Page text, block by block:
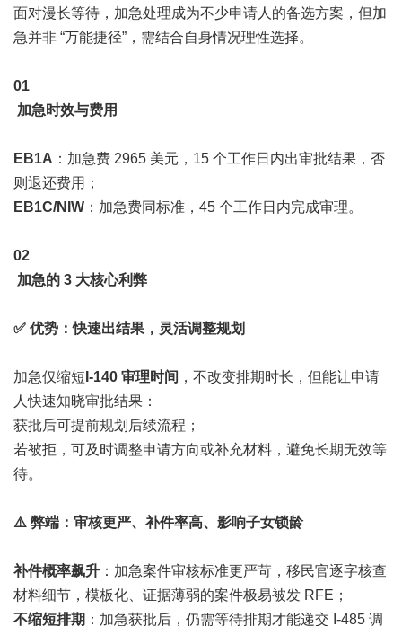
面对漫长等待，加急处理成为不少申请人的备选方案，但加
急并非 “万能捷径”，需结合自身情况理性选择。
01
加急时效与费用
EB1A ：加急费 2965 美元，15 个工作日内出审批结果，否
则退还费用；
EB1C/NIW ：加急费同标准，45 个工作日内完成审理。
02
加急的 3 大核心利弊
✅ 优势：快速出结果，灵活调整规划
加急仅缩短 I-140 审理时间 ，不改变排期时长，但能让申请
人快速知晓审批结果：
获批后可提前规划后续流程；
若被拒，可及时调整申请方向或补充材料，避免长期无效等
待。
⚠️ 弊端：审核更严、补件率高、影响子女锁龄
补件概率飙升 ：加急案件审核标准更严苛，移民官逐字核查
材料细节，模板化、证据薄弱的案件极易被发 RFE；
不缩短排期 ：加急获批后，仍需等待排期才能递交 I-485 调